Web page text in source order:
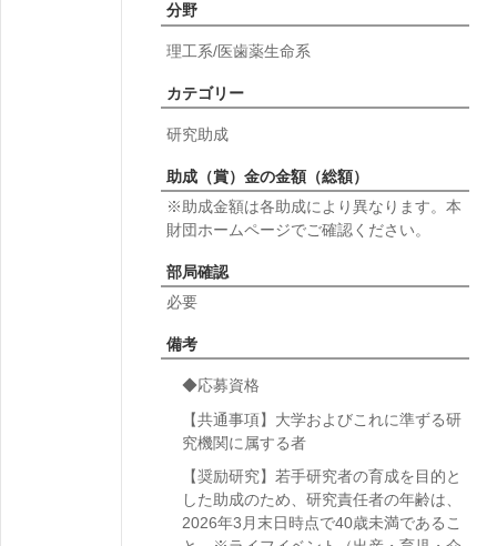
分野
理工系/医歯薬生命系
カテゴリー
研究助成
助成（賞）金の金額（総額）
※助成金額は各助成により異なります。本
財団ホームページでご確認ください。
部局確認
必要
備考
◆応募資格
【共通事項】大学およびこれに準ずる研
究機関に属する者
【奨励研究】若手研究者の育成を目的と
した助成のため、研究責任者の年齢は、
2026年3月末日時点で40歳未満であるこ